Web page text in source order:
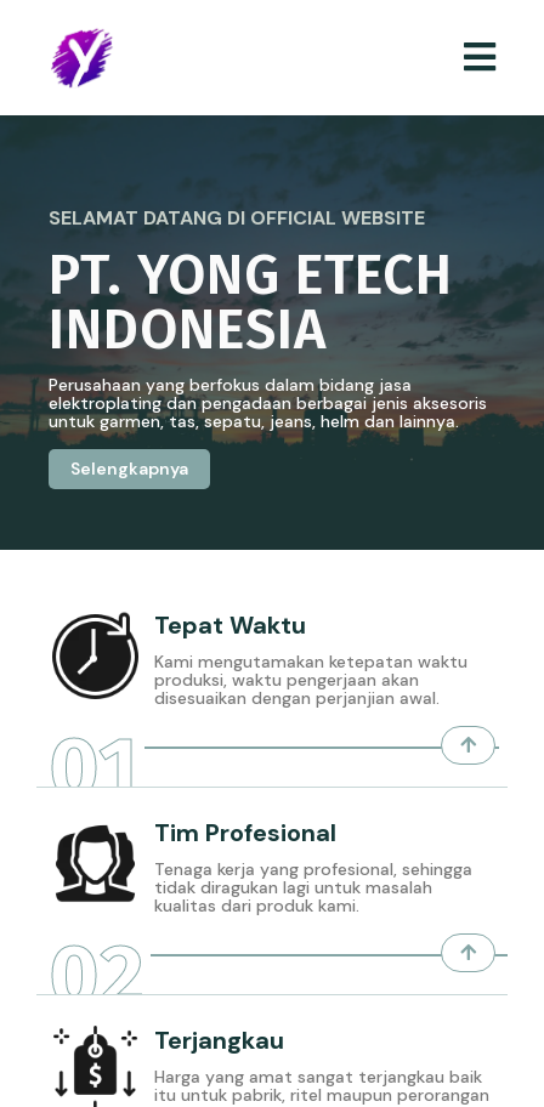
SELAMAT DATANG DI OFFICIAL WEBSITE
PT. YONG ETECH
INDONESIA
Perusahaan yang berfokus dalam bidang jasa
elektroplating dan pengadaan berbagai jenis aksesoris
untuk garmen, tas, sepatu, jeans, helm dan lainnya.
Selengkapnya
Tepat Waktu
Kami mengutamakan ketepatan waktu
produksi, waktu pengerjaan akan
disesuaikan dengan perjanjian awal.
01
Tim Profesional
Tenaga kerja yang profesional, sehingga
tidak diragukan lagi untuk masalah
kualitas dari produk kami.
02
Terjangkau
Harga yang amat sangat terjangkau baik
itu untuk pabrik, ritel maupun perorangan